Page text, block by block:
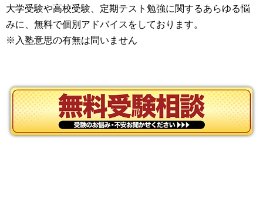
大学受験や高校受験、定期テスト勉強に関するあらゆる悩
みに、無料で個別アドバイスをしております。
※入塾意思の有無は問いません